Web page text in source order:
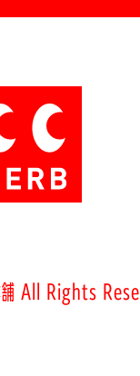
舗 All Rights